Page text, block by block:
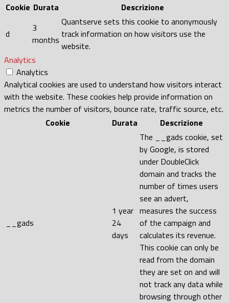
Cookie Durata Descrizione
d
3
months
Quantserve sets this cookie to anonymously
track information on how visitors use the
website.
Analytics
Analytics
Analytical cookies are used to understand how visitors interact
with the website. These cookies help provide information on
metrics the number of visitors, bounce rate, traffic source, etc.
Cookie
Durata Descrizione
__gads
1 year
24
days
The __gads cookie, set
by Google, is stored
under DoubleClick
domain and tracks the
number of times users
see an advert,
measures the success
of the campaign and
calculates its revenue.
This cookie can only be
read from the domain
they are set on and will
not track any data while
browsing through other